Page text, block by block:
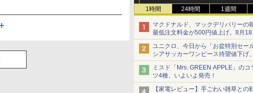
1時間 24時間 1週間
マクドナルド、マックデリバリーの
最低注文料金が500円値上げ。8月18
1,500円から受付
ユニクロ、今日から「お盆特別セー
シアサッカーワンピース待望値下げ
ショーツは1990円に
ミスド「Mrs. GREEN APPLE」のコ
ツ4種、いよいよ発売！
【家電レビュー】手ごわい雑草との